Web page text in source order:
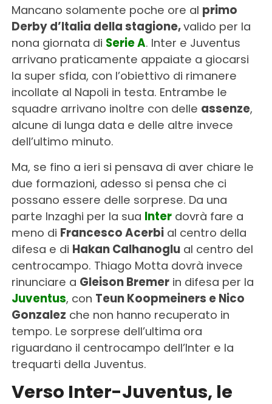
Mancano solamente poche ore al primo
Derby d’Italia della stagione,valido per la
nona giornata di Serie A. Inter e Juventus
arrivano praticamente appaiate a giocarsi
la super sfida, con l’obiettivo di rimanere
incollate al Napoli in testa. Entrambe le
squadre arrivano inoltre con delle assenze,
alcune di lunga data e delle altre invece
dell’ultimo minuto.
Ma, se fino a ieri si pensava di aver chiare le
due formazioni, adesso si pensa che ci
possano essere delle sorprese. Da una
parte Inzaghi per la sua Inter dovrà fare a
meno di Francesco Acerbial centro della
difesa e di Hakan Calhanoglual centro del
centrocampo. Thiago Motta dovrà invece
rinunciare a Gleison Bremerin difesa per la
Juventus, con Teun Koopmeiners e Nico
Gonzalez che non hanno recuperato in
tempo. Le sorprese dell’ultima ora
riguardano il centrocampo dell’Inter e la
trequarti della Juventus.
Verso Inter-Juventus, le